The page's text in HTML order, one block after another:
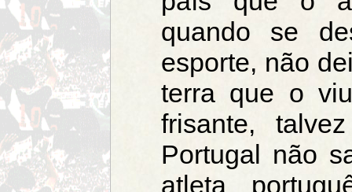
quando se
esporte, não
terra que o
frisante,
Portugal não
atleta